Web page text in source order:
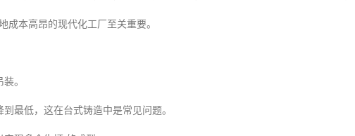
成本高昂的现代化工厂至关重要。
。
到最低，这在台式铸造中是常见问题。